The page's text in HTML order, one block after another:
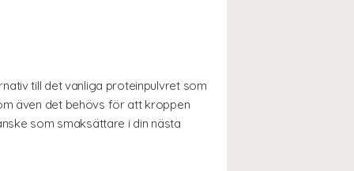
till det vanliga proteinpulvret som
även det behövs för att kroppen
som smaksättare i din nästa